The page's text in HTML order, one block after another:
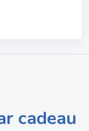
cadeau